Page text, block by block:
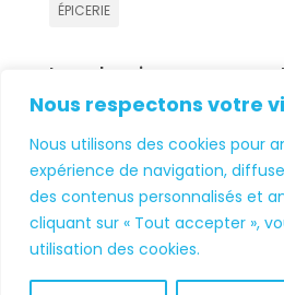
Nous respectons votre
Nous utilisons des cookies pour
expérience de navigation,
des contenus personnalisés et
cliquant sur « Tout accepter »,
utilisation des cookies.
ÉPICERIE
Les derniers
Anne-Marie BONNETsur
© 2026 - HORIZON
LÉGALES- Site réalisé